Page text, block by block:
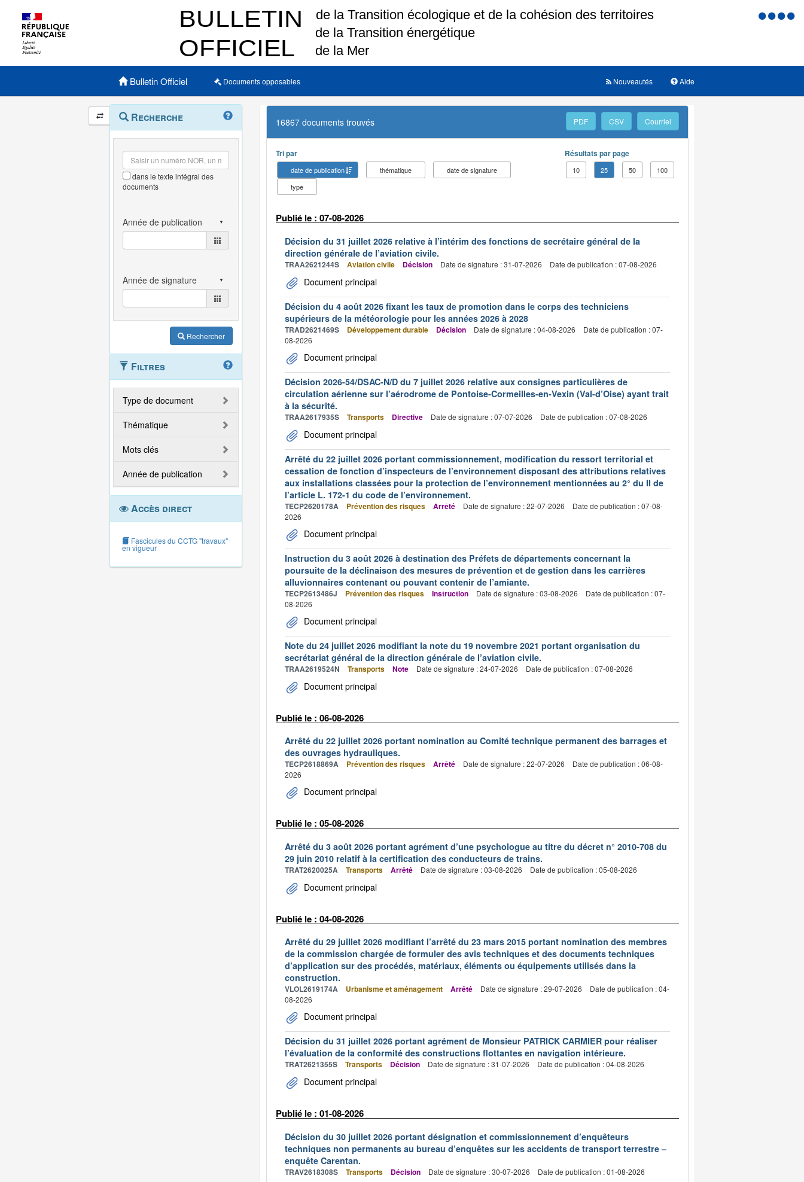
Menu
Menu principal
Bulletin Officiel Documents opposables Aide
Nouveautés
Navigation
et
outils
annexes
Menu
contextuel
Recherche
dans le texte intégral des
documents
Rechercher
Filtres
Type de document
Thématique
Mots clés
Année de publication
Accès direct
Fascicules du CCTG "travaux"
en vigueur
16867 documents trouvés PDF CSV Courriel
Tri par
date de publication thématique
date de signature
type
Résultats par page
10 25 50 100
Publié le : 07-08-2026
Décision du 31 juillet 2026 relative à l’intérim des fonctions de secrétaire général de la
direction générale de l’aviation civile.
TRAA2621244S Aviation civile Décision Date de signature : 31-07-2026 Date de publication : 07-08-2026
Document principal
Décision du 4 août 2026 fixant les taux de promotion dans le corps des techniciens
supérieurs de la météorologie pour les années 2026 à 2028
TRAD2621469S Développement durable Décision Date de signature : 04-08-2026
Date de publication : 07-
08-2026
Document principal
Décision 2026-54/DSAC-N/D du 7 juillet 2026 relative aux consignes particulières de
circulation aérienne sur l’aérodrome de Pontoise-Cormeilles-en-Vexin (Val-d’Oise) ayant trait
à la sécurité.
TRAA2617935S Transports Directive Date de signature : 07-07-2026 Date de publication : 07-08-2026
Document principal
Arrêté du 22 juillet 2026 portant commissionnement, modification du ressort territorial et
cessation de fonction d’inspecteurs de l’environnement disposant des attributions relatives
aux installations classées pour la protection de l’environnement mentionnées au 2° du II de
l’article L. 172-1 du code de l’environnement.
TECP2620178A Prévention des risques Arrêté Date de signature : 22-07-2026
Date de publication : 07-08-
2026
Document principal
Instruction du 3 août 2026 à destination des Préfets de départements concernant la
poursuite de la déclinaison des mesures de prévention et de gestion dans les carrières
alluvionnaires contenant ou pouvant contenir de l’amiante.
TECP2613486J Prévention des risques Instruction Date de signature : 03-08-2026
Date de publication : 07-
08-2026
Document principal
Note du 24 juillet 2026 modifiant la note du 19 novembre 2021 portant organisation du
secrétariat général de la direction générale de l’aviation civile.
TRAA2619524N Transports Note Date de signature : 24-07-2026 Date de publication : 07-08-2026
Document principal
Publié le : 06-08-2026
Arrêté du 22 juillet 2026 portant nomination au Comité technique permanent des barrages et
des ouvrages hydrauliques.
TECP2618869A Prévention des risques Arrêté Date de signature : 22-07-2026
Date de publication : 06-08-
2026
Document principal
Publié le : 05-08-2026
Arrêté du 3 août 2026 portant agrément d’une psychologue au titre du décret n° 2010-708 du
29 juin 2010 relatif à la certification des conducteurs de trains.
TRAT2620025A Transports Arrêté Date de signature : 03-08-2026 Date de publication : 05-08-2026
Document principal
Publié le : 04-08-2026
Arrêté du 29 juillet 2026 modifiant l’arrêté du 23 mars 2015 portant nomination des membres
de la commission chargée de formuler des avis techniques et des documents techniques
d’application sur des procédés, matériaux, éléments ou équipements utilisés dans la
construction.
VLOL2619174A Urbanisme et aménagement Arrêté Date de signature : 29-07-2026
Date de publication : 04-
08-2026
Document principal
Décision du 31 juillet 2026 portant agrément de Monsieur PATRICK CARMIER pour réaliser
l’évaluation de la conformité des constructions flottantes en navigation intérieure.
TRAT2621355S Transports Décision Date de signature : 31-07-2026 Date de publication : 04-08-2026
Document principal
Publié le : 01-08-2026
Décision du 30 juillet 2026 portant désignation et commissionnement d’enquêteurs
techniques non permanents au bureau d’enquêtes sur les accidents de transport terrestre –
enquête Carentan.
TRAV2618308S Transports Décision Date de signature : 30-07-2026 Date de publication : 01-08-2026